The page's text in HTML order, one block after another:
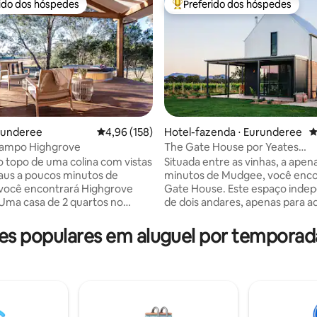
de 5, 533 avaliações
preferidos dos hóspedes
dos hóspedes
4,96 de uma avaliação média de 5, 158
4,96 (158)
Highgrove
topo de uma colina com vistas
a poucos minutos de
encontrará Highgrove
casa de 2 quartos no
projetado e
o Highgrove Cottage possui
Entre os melhores preferidos
Preferido dos hóspedes
Hotel-fazenda ⋅ Eurunderee
The Gate House por Yeates
Wines/Mudgee
Situada entre as vinhas, a
minutos de Mudgee, você
Gate House. Este espaço
de dois andares, apenas para
da porta da adega Yeates
você poderá desfrutar de uma
Gate House possui um quarto
cama king-size, além de um
populares em aluguel por